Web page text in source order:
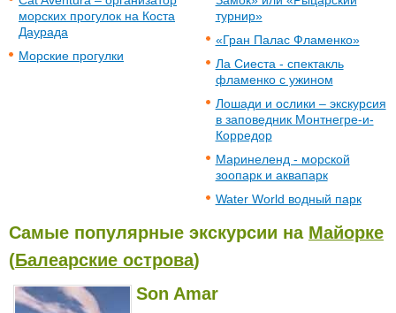
морских прогулок на Коста
Даурада
Морские прогулки
турнир»
«Гран Палас Фламенко»
Ла Сиеста - спектакль
фламенко с ужином
Лошади и ослики – экскурсия
в заповедник Монтнегре-и-
Корредор
Маринеленд - морской
зоопарк и аквапарк
Water World водный парк
Самые популярные экскурсии на Майорке
(Балеарские острова)
Son Amar